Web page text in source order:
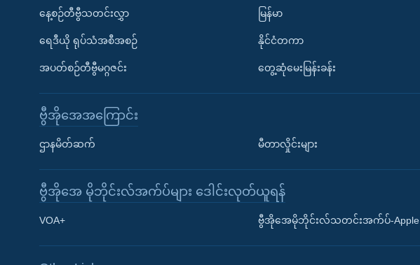
Learning English
နေ့စဉ်တီဗွီသတင်းလွှာ
ရေဒီယို ရုပ်သံအစီအစဉ်
အပတ်စဉ်တီဗွီမဂ္ဂဇင်း
မြန်မာ
နိုင်ငံတကာ
တွေ့ဆုံမေးမြန်းခန်း
ဗွီအိုအေအကြောင်း
ဌာနမိတ်ဆက် မီတာလှိုင်းများ
ဗွီအိုအေ မိုဘိုင်းလ်အက်ပ်များ ဒေါင်းလုတ်ယူရန်
VOA+ ဗွီအိုအေမိုဘိုင်းလ်သတင်းအက်ပ်-Apple